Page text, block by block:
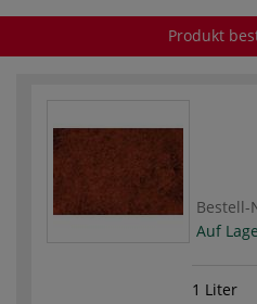
Produkt
Bestell-
Auf
1 Liter